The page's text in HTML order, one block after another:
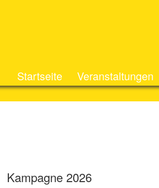
Startseite Veranstaltungen
Kampagne 2026